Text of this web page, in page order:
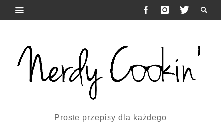
Proste przepisy dla każdego